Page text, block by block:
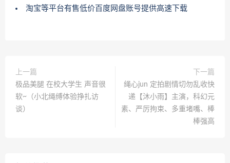
淘宝等平台有售低价百度网盘账号提供高速下载
上一篇
极品美腿 在校大学生 声音很
软~（小北绳缚体验挣扎访
谈）
下一篇
绳心jun 定拍剧情切勿乱收快
递【沐小雨】主演，科幻元
素、严厉拘束、多重堵嘴、棒
棒强高